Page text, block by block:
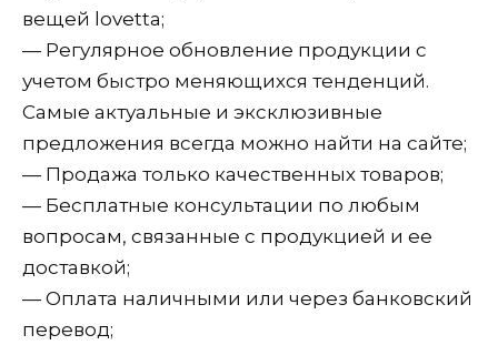
вещей lovetta;
— Регулярное обновление продукции с
учетом быстро меняющихся тенденций.
Самые актуальные и эксклюзивные
предложения всегда можно найти на сайте;
— Продажа только качественных товаров;
— Бесплатные консультации по любым
вопросам, связанные с продукцией и ее
доставкой;
— Оплата наличными или через банковский
перевод;